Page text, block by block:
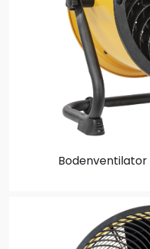
Bodenventilator